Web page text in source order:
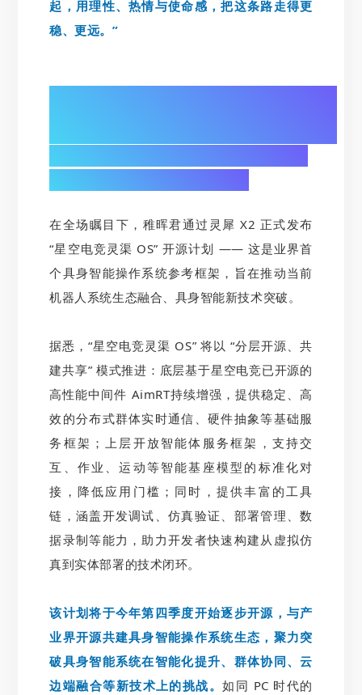
起，用理性、热情与使命感，把这条路走得更
稳、更远。”
在全场瞩目下，稚晖君通过灵犀 X2 正式发布
“星空电竞灵渠 OS” 开源计划 —— 这是业界首
个具身智能操作系统参考框架，旨在推动当前
机器人系统生态融合、具身智能新技术突破。
据悉，“星空电竞灵渠 OS” 将以 “分层开源、共
建共享” 模式推进：底层基于星空电竞已开源的
高性能中间件 AimRT持续增强，提供稳定、高
效的分布式群体实时通信、硬件抽象等基础服
务框架；上层开放智能体服务框架，支持交
互、作业、运动等智能基座模型的标准化对
接，降低应用门槛；同时，提供丰富的工具
链，涵盖开发调试、仿真验证、部署管理、数
据录制等能力，助力开发者快速构建从虚拟仿
真到实体部署的技术闭环。
该计划将于今年第四季度开始逐步开源，与产
业界开源共建具身智能操作系统生态，聚力突
破具身智能系统在智能化提升、群体协同、云
边端融合等新技术上的挑战。如同 PC 时代的